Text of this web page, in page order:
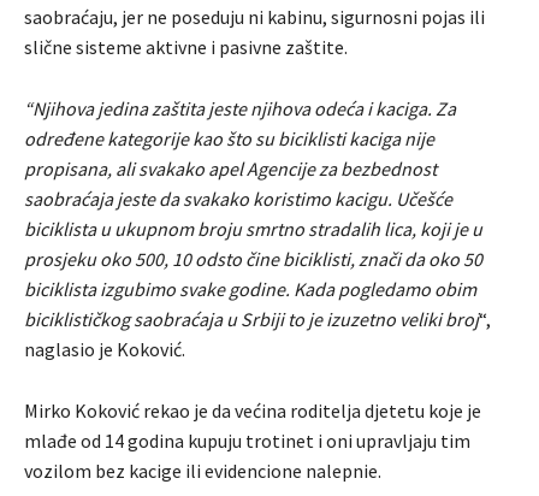
saobraćaju, jer ne poseduju ni kabinu, sigurnosni pojas ili
slične sisteme aktivne i pasivne zaštite.
“Njihova jedina zaštita jeste njihova odeća i kaciga. Za
određene kategorije kao što su biciklisti kaciga nije
propisana, ali svakako apel Agencije za bezbednost
saobraćaja jeste da svakako koristimo kacigu. Učešće
biciklista u ukupnom broju smrtno stradalih lica, koji je u
prosjeku oko 500, 10 odsto čine biciklisti, znači da oko 50
biciklista izgubimo svake godine. Kada pogledamo obim
biciklističkog saobraćaja u Srbiji to je izuzetno veliki broj“,
naglasio je Koković.
Mirko Koković rekao je da većina roditelja djetetu koje je
mlađe od 14 godina kupuju trotinet i oni upravljaju tim
vozilom bez kacige ili evidencione nalepnie.